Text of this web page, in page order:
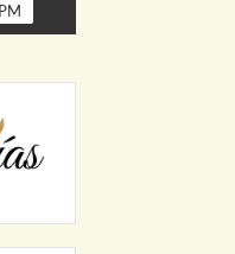
EL PROGRAMA “AGUA